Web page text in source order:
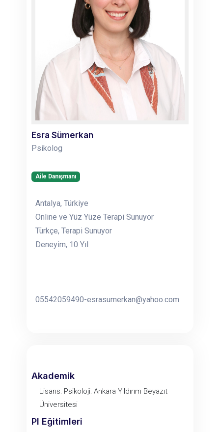
Esra Sümerkan
Psikolog
Aile Danışmanı
Antalya, Türkiye
Online ve Yüz Yüze Terapi Sunuyor
Türkçe, Terapi Sunuyor
Deneyim, 10 Yıl
05542059490-esrasumerkan@yahoo.com
Akademik
Lisans: Psikoloji: Ankara Yıldırım Beyazıt
Üniversitesi
PI Eğitimleri